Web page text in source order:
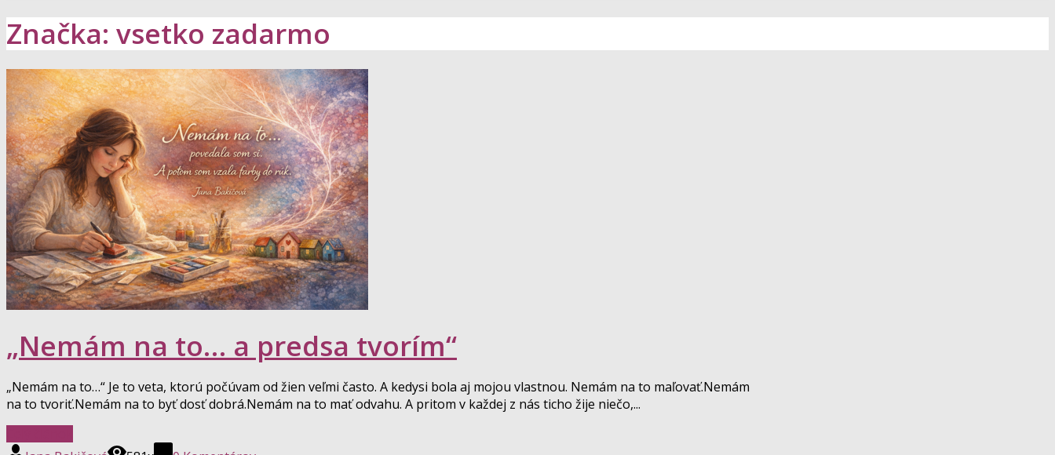
Značka: vsetko zadarmo
„Nemám na to… a predsa tvorím“
„Nemám na to…“ Je to veta, ktorú počúvam od žien veľmi často. A kedysi bola aj mojou vlastnou. Nemám na to maľovať.Nemám
na to tvoriť.Nemám na to byť dosť dobrá.Nemám na to mať odvahu. A pritom v každej z nás ticho žije niečo,...